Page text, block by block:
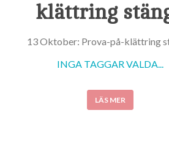
klättring
13 Oktober: Prova-på-klättring
INGA TAGGAR VALDA...
LÄS MER